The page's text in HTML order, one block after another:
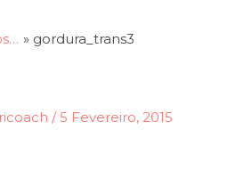
gordura_trans3
/5 Fevereiro, 2015